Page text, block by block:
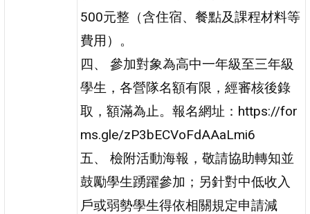
500元整（含住宿、餐點及課程材料等
費用）。
四、 參加對象為高中一年級至三年級
學生，各營隊名額有限，經審核後錄
取，額滿為止。報名網址：https://for
ms.gle/zP3bECVoFdAAaLmi6
五、 檢附活動海報，敬請協助轉知並
鼓勵學生踴躍參加；另針對中低收入
戶或弱勢學生得依相關規定申請減